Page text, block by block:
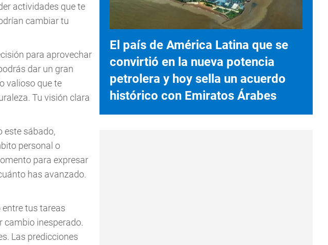
actividades que te
cambiar tu
para aprovechar
dar un gran
valioso que te
Tu visión clara
este sábado,
personal o
para expresar
has avanzado.
entre tus tareas
cambio inesperado.
Las predicciones
El país de América Latina que se
convirtió en la nueva potencia
petrolera y hoy sella un acuerdo
histórico con Emiratos Árabes